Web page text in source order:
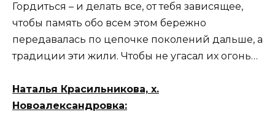
Гордиться – и делать все, от тебя зависящее,
чтобы память обо всем этом бережно
передавалась по цепочке поколений дальше, а
традиции эти жили. Чтобы не угасал их огонь…
Наталья Красильникова, х.
Новоалександровка: